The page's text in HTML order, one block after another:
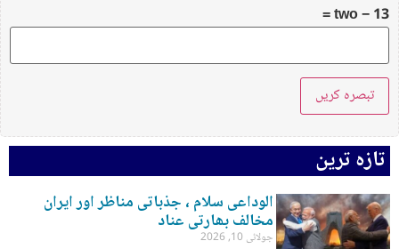
13 − two =
تازہ ترین
الوداعی سلام ، جذباتی مناظر اور ایران
مخالف بھارتی عناد
جولائی 10, 2026